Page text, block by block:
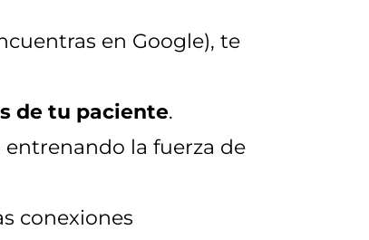
en Google), te
de tu paciente.
la fuerza de
conexiones